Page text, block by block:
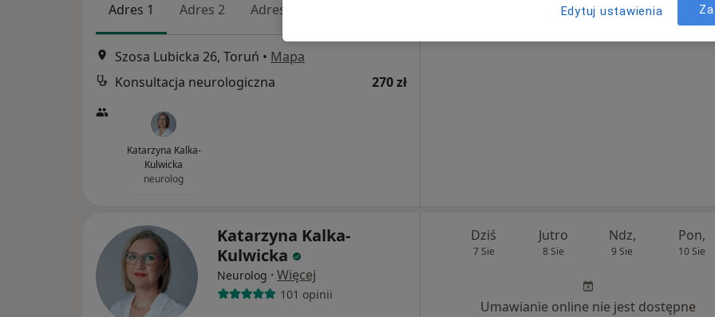
Adres 1 Adres 2 Adres 3
Szosa Lubicka 26, Toruń • Mapa
Konsultacja neurologiczna
270 zł
Katarzyna Kalka-
Kulwicka
neurolog
Katarzyna Kalka-
Kulwicka
Neurolog · Więcej
101 opinii
Dziś
7 Sie
Jutro
8 Sie
Ndz,
9 Sie
Pon,
10 Sie
Umawianie online nie jest dostępne
Edytuj ustawienia